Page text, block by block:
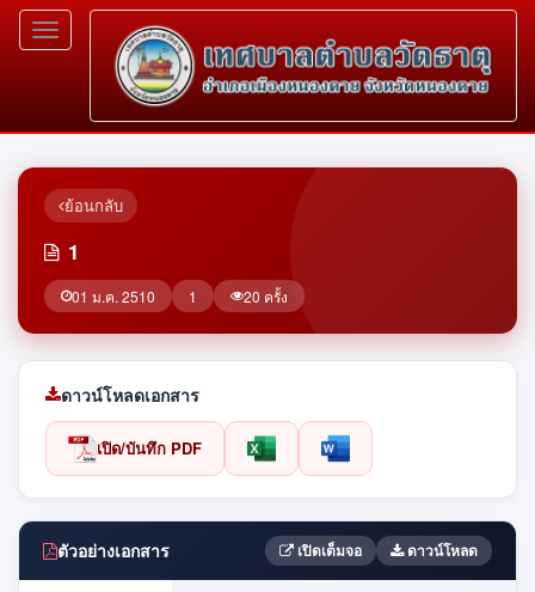
Toggle
navigation
ย้อนกลับ
1
01 ม.ค. 2510 1 20 ครั้ง
ดาวน์โหลดเอกสาร
เปิด/บันทึก PDF
ตัวอย่างเอกสาร เปิดเต็มจอ ดาวน์โหลด